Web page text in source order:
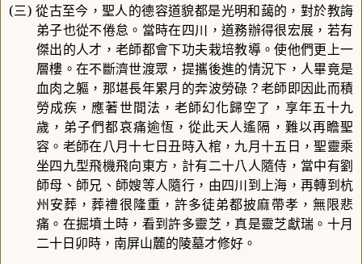
(三) 從古至今，聖人的德容道貌都是光明和藹的，對於教誨
弟子也從不倦怠。當時在四川，道務辦得很宏展，若有
傑出的人才，老師都會下功夫栽培教導。使他們更上一
層樓。在不斷濟世渡眾，提攜後進的情況下，人畢竟是
血肉之軀，那堪長年累月的奔波勞碌？老師即因此而積
勞成疾，應著世間法，老師幻化歸空了，享年五十九
歲，弟子們都哀痛逾恆，從此天人遙隔，難以再瞻聖
容。老師在八月十七日丑時入棺，九月十五日，聖靈乘
坐四九型飛機飛向東方，計有二十八人隨侍，當中有劉
師母、師兄、師嫂等人隨行，由四川到上海，再轉到杭
州安葬，葬禮很隆重，許多徒弟都披麻帶孝，無限悲
痛。在掘墳土時，看到許多靈芝，真是靈芝獻瑞。十月
二十日卯時，南屏山麓的陵墓才修好。